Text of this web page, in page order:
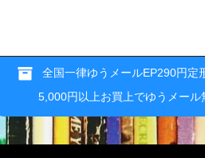
全国一律ゆうメールEP290円定
5,000円以上お買上でゆうメー